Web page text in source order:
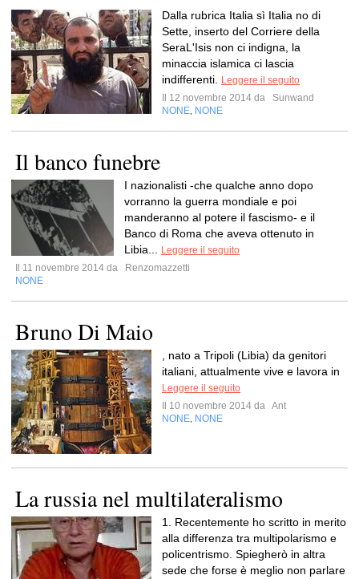
Dalla rubrica Italia sì Italia no di
Sette, inserto del Corriere della
SeraL'Isis non ci indigna, la
minaccia islamica ci lascia
indifferenti.
Leggere il seguito
Il 12 novembre 2014 da
Sunwand
NONE NONE
Il banco funebre
I nazionalisti -che qualche anno dopo
vorranno la guerra mondiale e poi
manderanno al potere il fascismo- e il
Banco di Roma che aveva ottenuto in
Libia...
Leggere il seguito
Il 11 novembre 2014 da
Renzomazzetti
NONE
Bruno Di Maio
, nato a Tripoli (Libia) da genitori
italiani, attualmente vive e lavora in
Leggere il seguito
Il 10 novembre 2014 da Ant
NONE NONE
La russia nel multilateralismo
1. Recentemente ho scritto in merito
alla differenza tra multipolarismo e
policentrismo. Spiegherò in altra
sede che forse è meglio non parlare